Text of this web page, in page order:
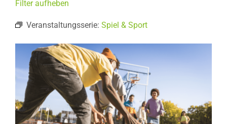
Filter aufheben
Veranstaltungsserie: Spiel & Sport